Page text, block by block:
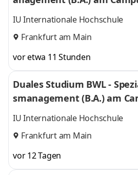
IU Internationale Hochschule
Frankfurt am Main
vor etwa 11 Stunden
Duales Studium BWL -
smanagement (B.A.) am
l
IU Internationale Hochschule
Frankfurt am Main
vor 12 Tagen